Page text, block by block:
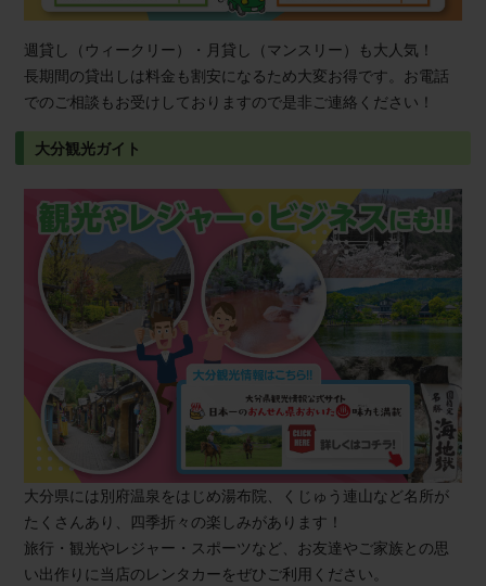
週貸し（ウィークリー）・月貸し（マンスリー）も大人気！
長期間の貸出しは料金も割安になるため大変お得です。お電話
でのご相談もお受けしておりますので是非ご連絡ください！
大分観光ガイト
大分県には別府温泉をはじめ湯布院、くじゅう連山など名所が
たくさんあり、四季折々の楽しみがあります！
旅行・観光やレジャー・スポーツなど、お友達やご家族との思
い出作りに当店のレンタカーをぜひご利用ください。